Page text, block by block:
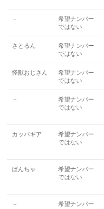
－
希望ナンバー
ではない
さとるん
希望ナンバー
ではない
怪獣おじさん
希望ナンバー
ではない
－
希望ナンバー
ではない
カッパギア
希望ナンバー
ではない
ばんちゃ
希望ナンバー
ではない
－
希望ナンバー